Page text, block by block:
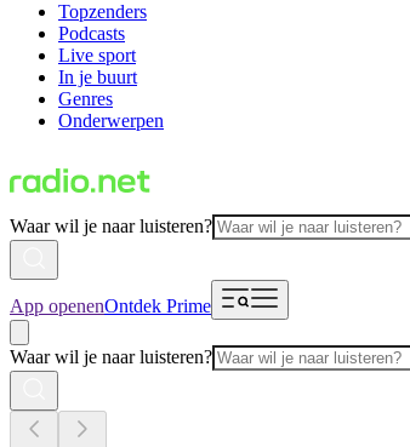
Topzenders
Podcasts
Live sport
In je buurt
Genres
Onderwerpen
Waar wil je naar luisteren?
App openenOntdek Prime
Waar wil je naar luisteren?